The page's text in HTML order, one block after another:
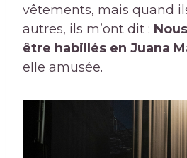
vêtements, mais quand
autres, ils m’ont dit :
être habillés en Juana
elle amusée.